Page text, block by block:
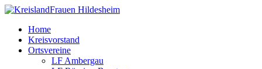
Home
Kreisvorstand
Ortsvereine
LF Ambergau